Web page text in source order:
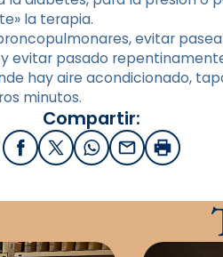
la terapia.
evitar
evitar pasado
hay aire acondicionado,
minutos.
Compartir:
FacebookX / Twitter
WhatsApp
EmailImprimir